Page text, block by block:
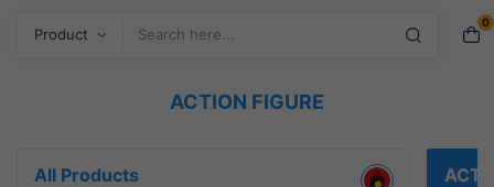
0
ACTION FIGURE
All Products